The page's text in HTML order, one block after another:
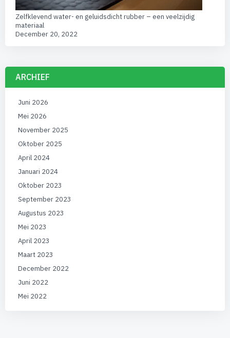
Zelfklevend water- en geluidsdicht rubber – een veelzijdig
materiaal
December 20, 2022
ARCHIEF
Juni 2026
Mei 2026
November 2025
Oktober 2025
April 2024
Januari 2024
Oktober 2023
September 2023
Augustus 2023
Mei 2023
April 2023
Maart 2023
December 2022
Juni 2022
Mei 2022